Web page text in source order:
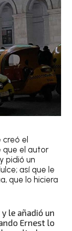
el
que el autor
pidió un
así que le
que lo hiciera
le añadió un
Ernest lo